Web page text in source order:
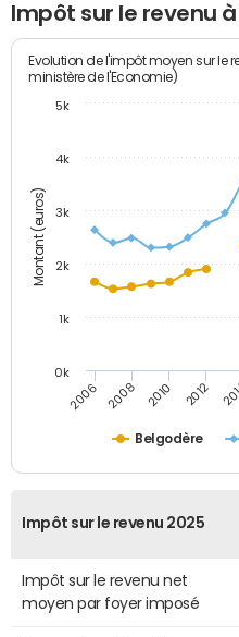
Impôt sur le revenu
Montant (euros)
Evolution de l'impôt moyen sur le
ministère de l'Economie)
Belgodère
2006 2008 2010 2012
0k
1k
2k
3k
4k
5k
Impôt sur le revenu 2025
Impôt sur le revenu net
moyen par foyer imposé